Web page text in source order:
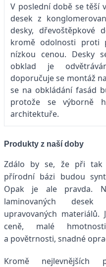
V poslední době se těší
desek z
desky, dřevoštěpkové
kromě odolnosti proti
nízkou cenou. Desky
obklad je
doporučuje se montáž
se na obkládání fasád
protože se výborně
architektuře.
Produkty z naší doby
Zdálo by se, že při tak
přírodní bázi budou
Opak je ale pravda.
laminovaných
upravovaných materiálů.
ceně, malé
a povětrnosti, snadné
Kromě nejlevnějších